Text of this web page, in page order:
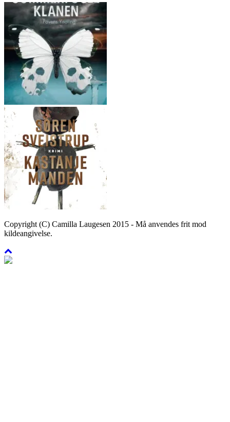
Copyright (C) Camilla Laugesen 2015 - Må anvendes frit mod
kildeangivelse.